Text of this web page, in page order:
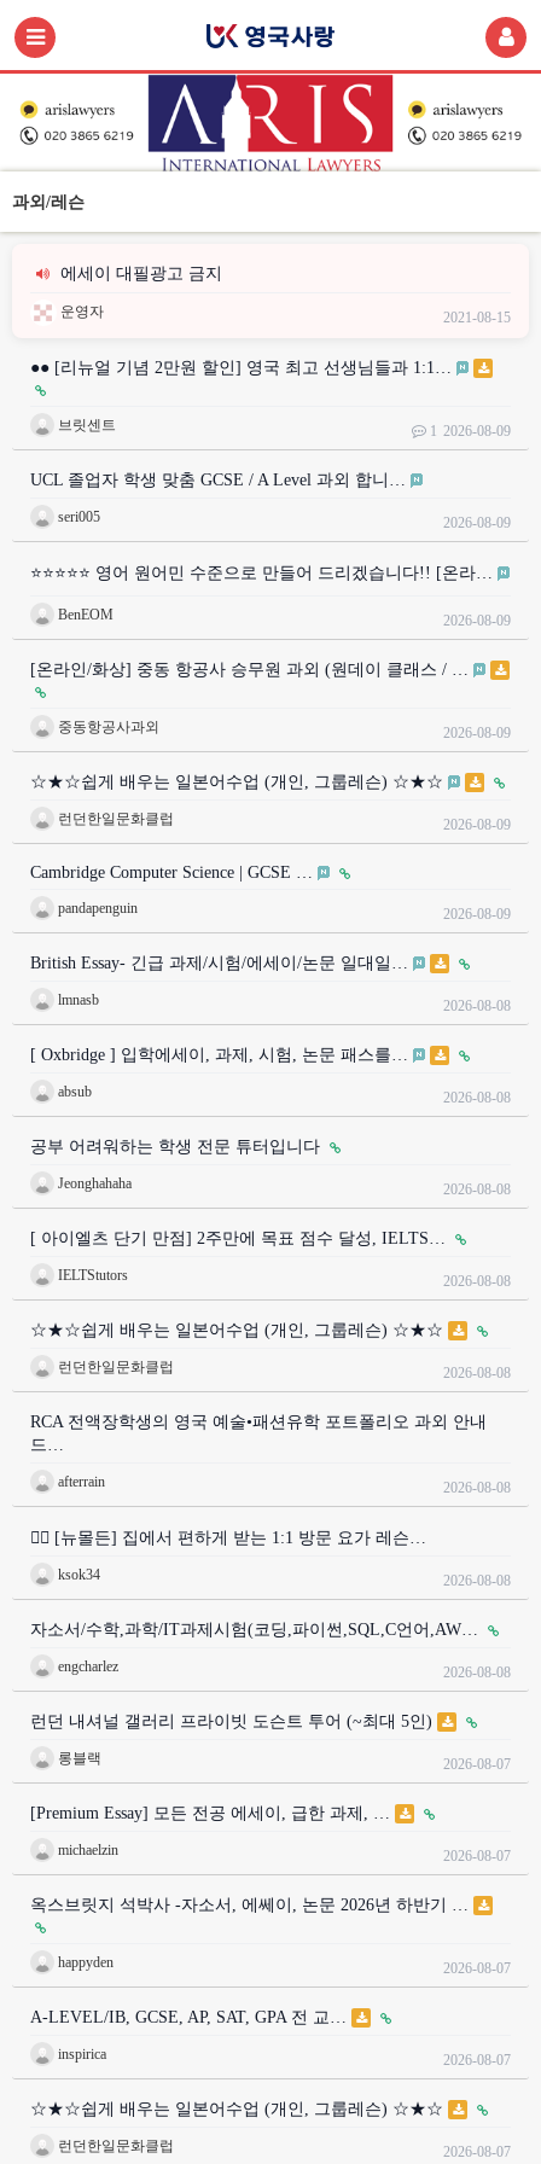
과외/레슨
에세이 대필광고 금지
운영자 2021-08-15
●● [리뉴얼 기념 2만원 할인] 영국 최고 선생님들과 1:1…
브릿센트 1 2026-08-09
UCL 졸업자 학생 맞춤 GCSE / A Level 과외 합니…
seri005 2026-08-09
⭐⭐⭐⭐⭐ 영어 원어민 수준으로 만들어 드리겠습니다!! [온라…
BenEOM 2026-08-09
[온라인/화상] 중동 항공사 승무원 과외 (원데이 클래스 / …
중동항공사과외 2026-08-09
☆★☆쉽게 배우는 일본어수업 (개인, 그룹레슨) ☆★☆
런던한일문화클럽 2026-08-09
Cambridge Computer Science | GCSE …
pandapenguin 2026-08-09
British Essay- 긴급 과제/시험/에세이/논문 일대일…
lmnasb 2026-08-08
[ Oxbridge ] 입학에세이, 과제, 시험, 논문 패스를…
absub 2026-08-08
공부 어려워하는 학생 전문 튜터입니다
Jeonghahaha 2026-08-08
[ 아이엘츠 단기 만점] 2주만에 목표 점수 달성, IELTS…
IELTStutors 2026-08-08
☆★☆쉽게 배우는 일본어수업 (개인, 그룹레슨) ☆★☆
런던한일문화클럽 2026-08-08
RCA 전액장학생의 영국 예술•패션유학 포트폴리오 과외 안내
드…
afterrain 2026-08-08
🧘‍♀️ [뉴몰든] 집에서 편하게 받는 1:1 방문 요가 레슨…
ksok34 2026-08-08
자소서/수학,과학/IT과제시험(코딩,파이썬,SQL,C언어,AW…
engcharlez 2026-08-08
런던 내셔널 갤러리 프라이빗 도슨트 투어 (~최대 5인)
롱블랙 2026-08-07
[Premium Essay] 모든 전공 에세이, 급한 과제, …
michaelzin 2026-08-07
옥스브릿지 석박사 -자소서, 에쎄이, 논문 2026년 하반기 …
happyden 2026-08-07
A-LEVEL/IB, GCSE, AP, SAT, GPA 전 교…
inspirica 2026-08-07
☆★☆쉽게 배우는 일본어수업 (개인, 그룹레슨) ☆★☆
런던한일문화클럽 2026-08-07